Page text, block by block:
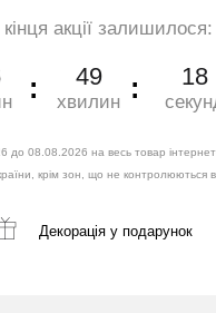
акції залишилося:
49
хвилин
17
до 08.08.2026 на весь товар
крім зон, що не контролюються
Декорація у подарунок